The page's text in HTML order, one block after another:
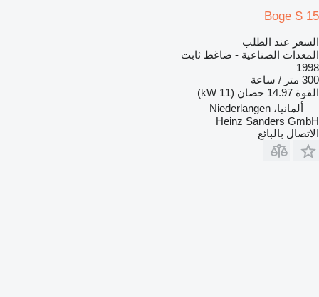
Boge S 15
السعر عند الطلب
المعدات الصناعية - ضاغط ثابت
1998
300 متر / ساعة
القوة 14.97 حصان (11 kW)
ألمانيا، Niederlangen
Heinz Sanders GmbH
الاتصال بالبائع